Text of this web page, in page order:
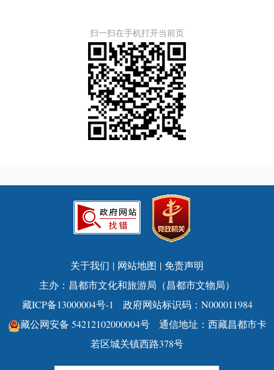
扫一扫在手机打开当前页
关于我们 | 网站地图 | 免责声明
主办：昌都市文化和旅游局（昌都市文物局）
藏ICP备13000004号-1
政府网站标识码：N000011984
藏公网安备 54212102000004号
通信地址：西藏昌都市卡
若区城关镇西路378号